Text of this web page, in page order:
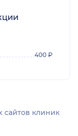
400 ₽
клиник